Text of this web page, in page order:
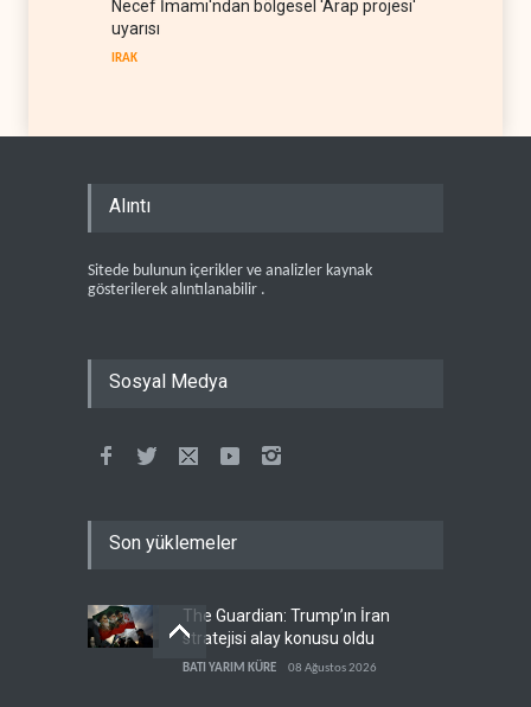
Necef İmamı'ndan bölgesel 'Arap projesi'
uyarısı
IRAK
Alıntı
Sitede bulunun içerikler ve analizler kaynak
gösterilerek alıntılanabilir .
Sosyal Medya
Son yüklemeler
The Guardian: Trump’ın İran
stratejisi alay konusu oldu
BATI YARIM KÜRE 08 Ağustos 2026